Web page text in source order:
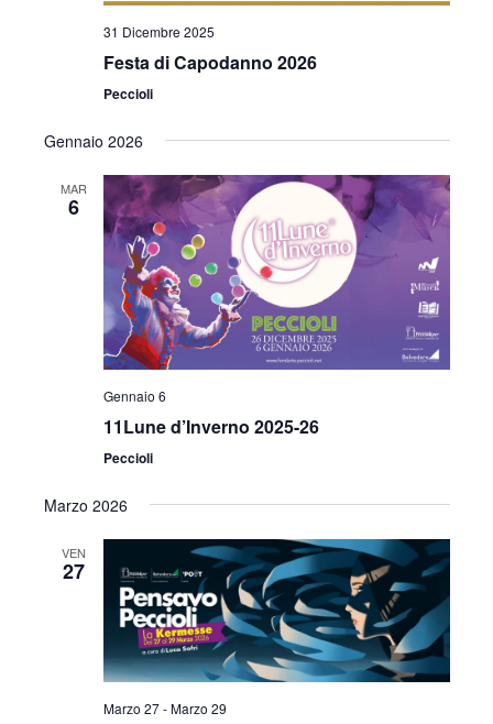
31 Dicembre 2025
Festa di Capodanno 2026
Peccioli
Gennaio 2026
MAR
6
Gennaio 6
11Lune d’Inverno 2025-26
Peccioli
Marzo 2026
VEN
27
Marzo 27-Marzo 29